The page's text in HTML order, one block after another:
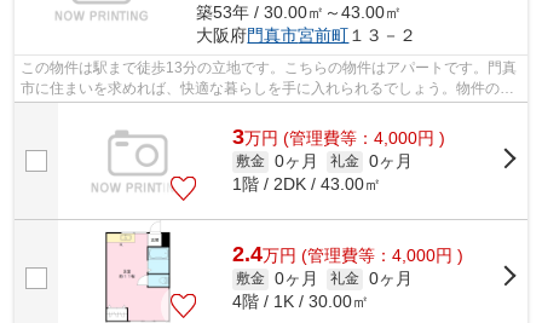
築53年 / 30.00㎡～43.00㎡
大阪府門真市宮前町 １３－２
この物件は駅まで徒歩13分の立地です。こちらの物件はアパートです。門真
市に住まいを求めれば、快適な暮らしを手に入れられるでしょう。物件の詳
細情報などは、当社までお気軽にご連...
3万円 (管理費等：4,000円 )
敷金 0ヶ月 礼金 0ヶ月
1階 / 2DK / 43.00㎡
2.4万円 (管理費等：4,000円 )
敷金 0ヶ月 礼金 0ヶ月
4階 / 1K / 30.00㎡